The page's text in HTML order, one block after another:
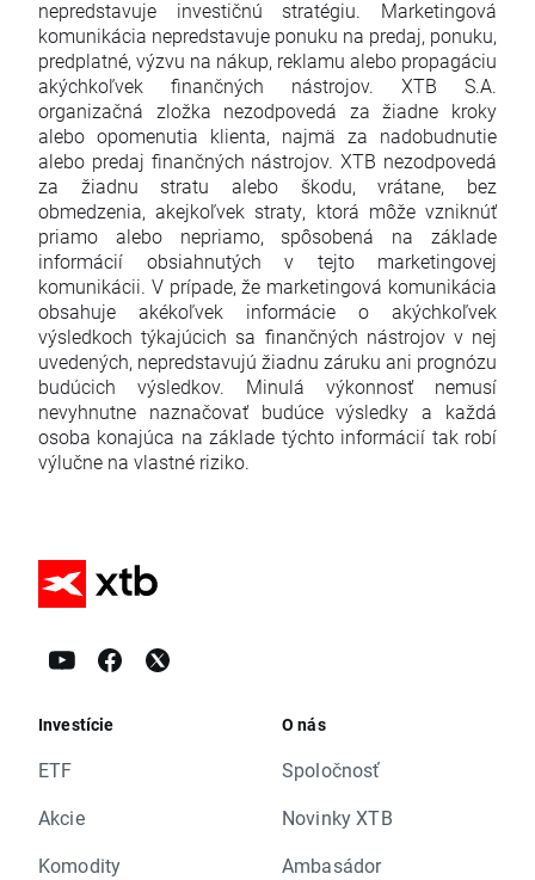
nepredstavuje investičnú stratégiu. Marketingová
komunikácia nepredstavuje ponuku na predaj, ponuku,
predplatné, výzvu na nákup, reklamu alebo propagáciu
akýchkoľvek finančných nástrojov. XTB S.A.
organizačná zložka nezodpovedá za žiadne kroky
alebo opomenutia klienta, najmä za nadobudnutie
alebo predaj finančných nástrojov. XTB nezodpovedá
za žiadnu stratu alebo škodu, vrátane, bez
obmedzenia, akejkoľvek straty, ktorá môže vzniknúť
priamo alebo nepriamo, spôsobená na základe
informácií obsiahnutých v tejto marketingovej
komunikácii. V prípade, že marketingová komunikácia
obsahuje akékoľvek informácie o akýchkoľvek
výsledkoch týkajúcich sa finančných nástrojov v nej
uvedených, nepredstavujú žiadnu záruku ani prognózu
budúcich výsledkov. Minulá výkonnosť nemusí
nevyhnutne naznačovať budúce výsledky a každá
osoba konajúca na základe týchto informácií tak robí
výlučne na vlastné riziko.
Investície
ETF
Akcie
Komodity
O nás
Spoločnosť
Novinky XTB
Ambasádor